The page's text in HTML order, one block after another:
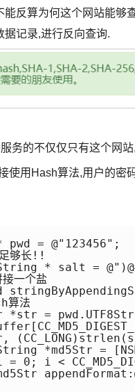
能反算为何这个网站能够
据记录,进行反向查询.
务的不仅仅只有这个网
使用Hash算法,用户的密
= @"123456";
够长!!
* salt =
一个盐
算法
*str =
*md5Str =
i <